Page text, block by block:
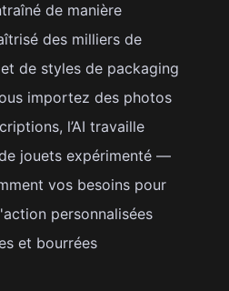
de manière
des milliers de
de styles de packaging
importez des photos
l’AI travaille
jouets expérimenté —
vos besoins pour
personnalisées
et bourrées